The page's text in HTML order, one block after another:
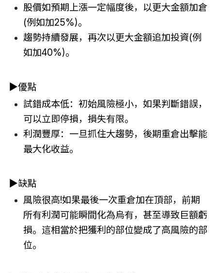
股價如預期上漲一定幅度後，以更大金額加倉
(例如加25%)。
趨勢持續發展，再次以更大金額追加投資(例
如加40%)。
▶優點
試錯成本低：初始風險極小，如果判斷錯誤，
可以立即停損，損失有限。
利潤豐厚：一旦抓住大趨勢，後期重倉出擊能
最大化收益。
▶缺點
風險很高!如果最後一次重倉加在頂部，前期
所有利潤可能瞬間化為烏有，甚至導致巨額虧
損。這相當於把獲利的部位變成了高風險的部
位。